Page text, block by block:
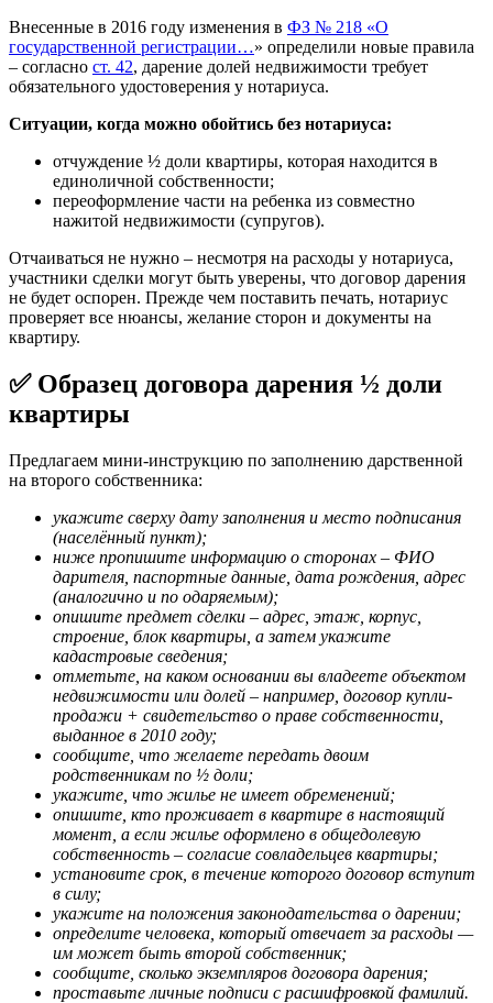
Внесенные в 2016 году изменения в ФЗ № 218 «О
государственной регистрации…» определили новые правила
– согласно ст. 42, дарение долей недвижимости требует
обязательного удостоверения у нотариуса.
Ситуации, когда можно обойтись без нотариуса:
отчуждение ½ доли квартиры, которая находится в
единоличной собственности;
переоформление части на ребенка из совместно
нажитой недвижимости (супругов).
Отчаиваться не нужно – несмотря на расходы у нотариуса,
участники сделки могут быть уверены, что договор дарения
не будет оспорен. Прежде чем поставить печать, нотариус
проверяет все нюансы, желание сторон и документы на
квартиру.
✅ Образец договора дарения ½ доли
квартиры
Предлагаем мини-инструкцию по заполнению дарственной
на второго собственника:
укажите сверху дату заполнения и место подписания
(населённый пункт);
ниже пропишите информацию о сторонах – ФИО
дарителя, паспортные данные, дата рождения, адрес
(аналогично и по одаряемым);
опишите предмет сделки – адрес, этаж, корпус,
строение, блок квартиры, а затем укажите
кадастровые сведения;
отметьте, на каком основании вы владеете объектом
недвижимости или долей – например, договор купли-
продажи + свидетельство о праве собственности,
выданное в 2010 году;
сообщите, что желаете передать двоим
родственникам по ½ доли;
укажите, что жилье не имеет обременений;
опишите, кто проживает в квартире в настоящий
момент, а если жилье оформлено в общедолевую
собственность – согласие совладельцев квартиры;
установите срок, в течение которого договор вступит
в силу;
укажите на положения законодательства о дарении;
определите человека, который отвечает за расходы —
им может быть второй собственник;
сообщите, сколько экземпляров договора дарения;
проставьте личные подписи с расшифровкой фамилий.